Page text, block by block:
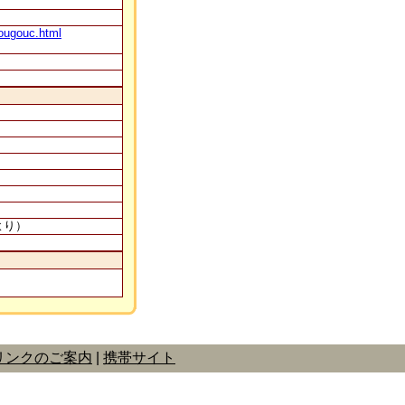
）
ンクのご案内 携帯サイト